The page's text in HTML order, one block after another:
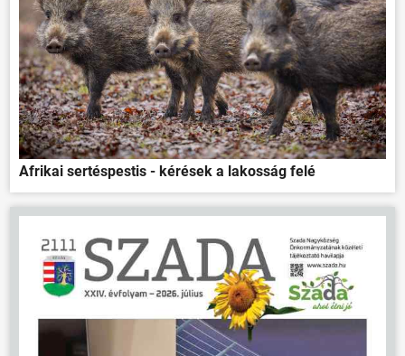
ÖNKORMÁNYZAT
ÜGYINTÉZÉS
KÖZÖSSÉG
HÍREK
VÁLASZTÁSOK
Afrikai sertéspestis - kérések a lakosság felé